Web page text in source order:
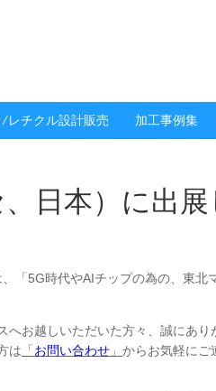
レチクル設計販売 加工事例集
日本）に出展
「5G時代やAIチップの為の、東北
お越しいただいた方々、誠にあり
は 「 お問い合わせ 」 からお気軽にご